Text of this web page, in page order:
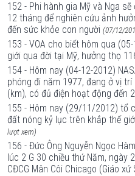
152 - Phi hành gia Mỹ và Nga
12 tháng để nghiên cứu ảnh
đến sức khỏe con người (07/12/
153 - VOA cho biết hôm qua
giới qua đời tại Mỹ, hưởng thọ
154 - Hôm nay (04-12-2012)
phóng đi năm 1977, đang ở vị
(km), có đủ điện hoạt động đến
155 - Hôm nay (29/11/2012) tổ
đất nóng kỷ lục trên khắp thế
lượt xem)
156 - Đức Ông Nguyễn Ngọc
lúc 2 G 30 chiều thứ Năm, ngày
CĐCG Mân Côi Chicago (Giáo xứ